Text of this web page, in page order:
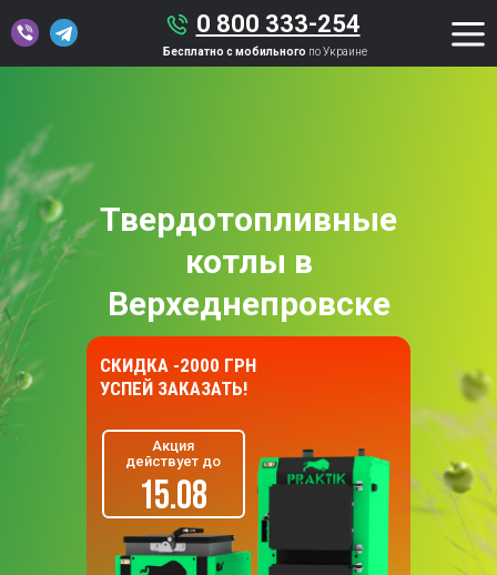
0 800 333-254
Бесплатно с мобильного по Украине
Твердотопливные
котлы в
Верхеднепровске
15.08
Акция
действует до
СКИДКА -2000 ГРН
УСПЕЙ ЗАКАЗАТЬ!